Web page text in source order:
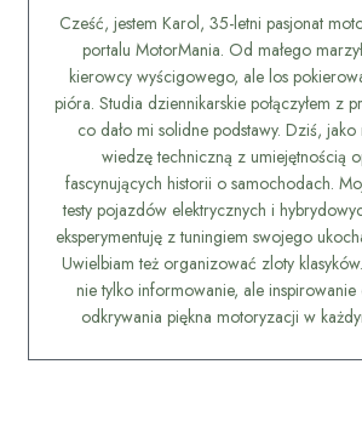
Cześć, jestem Karol, 35-letni pasjonat
portalu MotorMania. Od małego
kierowcy wyścigowego, ale los
pióra. Studia dziennikarskie połączyłem z
co dało mi solidne podstawy. Dziś, jako
wiedzę techniczną z umiejętnością
fascynujących historii o samochodach.
testy pojazdów elektrycznych i
eksperymentuję z tuningiem swojego
Uwielbiam też organizować zloty
nie tylko informowanie, ale
odkrywania piękna motoryzacji w